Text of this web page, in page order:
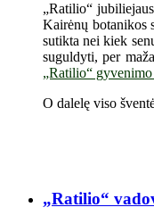
„Ratilio“
Kairėnų botanikos
sutikta nei kiek
suguldyti, per
„Ratilio“
O dalelę viso
„Ratilio“